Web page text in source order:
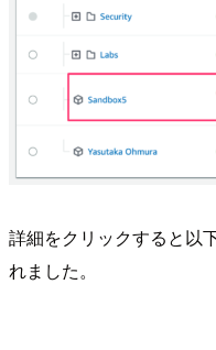
詳細をクリックすると以
れました。